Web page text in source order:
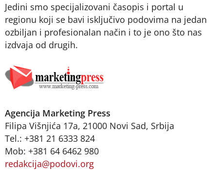
Jedini smo specijalizovani časopis i portal u
regionu koji se bavi isključivo podovima na jedan
ozbiljan i profesionalan način i to je ono što nas
izdvaja od drugih.
Agencija Marketing Press
Filipa Višnjića 17a, 21000 Novi Sad, Srbija
Tel.: +381 21 6333 824
Mob: +381 64 6462 980
redakcija@podovi.org